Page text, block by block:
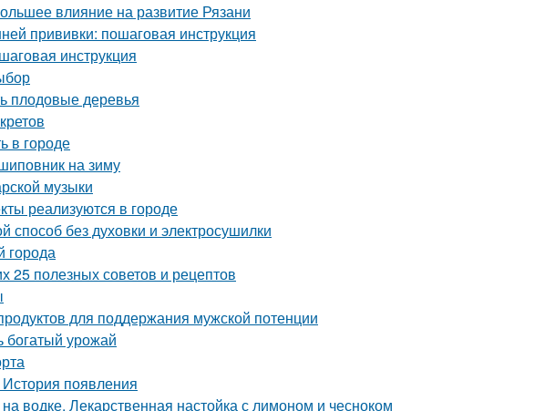
влияние на развитие Рязани
прививки: пошаговая инструкция
инструкция
плодовые деревья
в городе
на зиму
музыки
реализуются в городе
без духовки и электросушилки
города
полезных советов и рецептов
для поддержания мужской потенции
богатый урожай
появления
водке. Лекарственная настойка с лимоном и чесноком